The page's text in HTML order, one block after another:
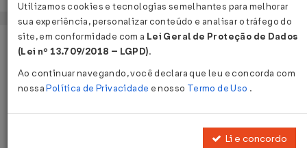
Página Inicial Legislações
Decreto Nº 3211 DE 18/10/1999
Publicado no DOU em 19 out 1999
Utilizamos cookies e tecnologias semelhantes para melhorar
sua experiência, personalizar conteúdo e analisar o tráfego do
site, em conformidade com a Lei Geral de Proteção de Dados
(Lei nº 13.709/2018 – LGPD).
Ao continuar navegando, você declara que leu e concorda com
nossaPolítica de Privacidade e nosso Termo de Uso .
Li e concordo